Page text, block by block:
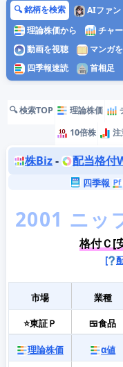
🔍 銘柄を検索 AIファン
理論株価から
チャ
動画を視聴
マンガ
四季報速読
首相足
🔍 検索TOP 理論株価
10倍株
注
株Biz- 配当格付
四季報
格付Ｃ[
[
市場 業種
⭐東証Ｐ 🍱食品
理論株価 α値